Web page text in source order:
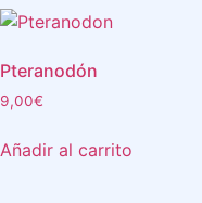
Pteranodón
9,00€
Añadir al carrito